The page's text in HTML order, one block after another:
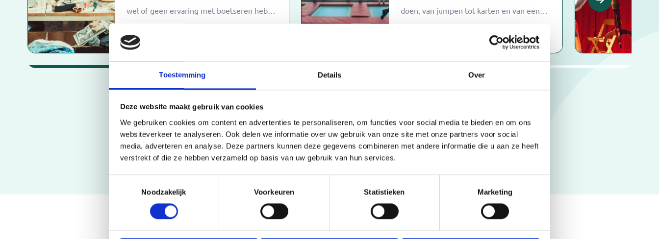
Toestemming Details Over
Deze website maakt gebruik van cookies
We gebruiken cookies om content en advertenties te personaliseren, om functies voor social media te bieden en om ons
websiteverkeer te analyseren. Ook delen we informatie over uw gebruik van onze site met onze partners voor social
media, adverteren en analyse. Deze partners kunnen deze gegevens combineren met andere informatie die u aan ze heeft
verstrekt of die ze hebben verzameld op basis van uw gebruik van hun services.
Noodzakelijk
Voorkeuren Statistieken Marketing
wel of geen ervaring met boetseren hebt.
uit wat je moet doen.
16 sep. 2026
doen, van jumpen tot karten en van een
Mantelzorgcentrum heeft samen met
voor jou samengesteld.
Schagen
Relevante artikelen